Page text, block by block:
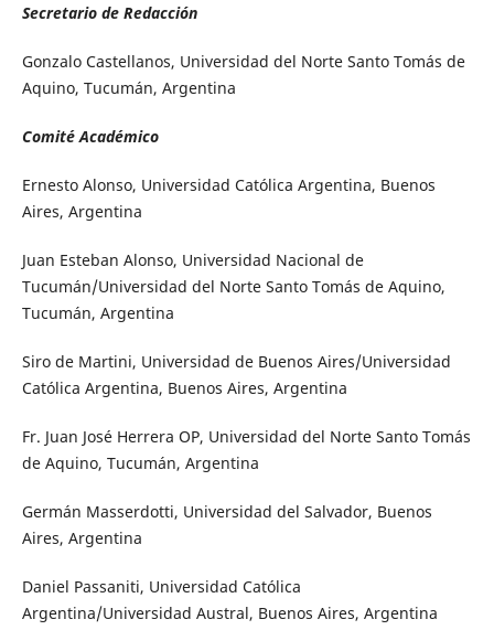
Secretario de Redacción
Gonzalo Castellanos, Universidad del Norte Santo Tomás de
Aquino, Tucumán, Argentina
Comité Académico
Ernesto Alonso, Universidad Católica Argentina, Buenos
Aires, Argentina
Juan Esteban Alonso, Universidad Nacional de
Tucumán/Universidad del Norte Santo Tomás de Aquino,
Tucumán, Argentina
Siro de Martini, Universidad de Buenos Aires/Universidad
Católica Argentina, Buenos Aires, Argentina
Fr. Juan José Herrera OP, Universidad del Norte Santo Tomás
de Aquino, Tucumán, Argentina
Germán Masserdotti, Universidad del Salvador, Buenos
Aires, Argentina
Daniel Passaniti, Universidad Católica
Argentina/Universidad Austral, Buenos Aires, Argentina